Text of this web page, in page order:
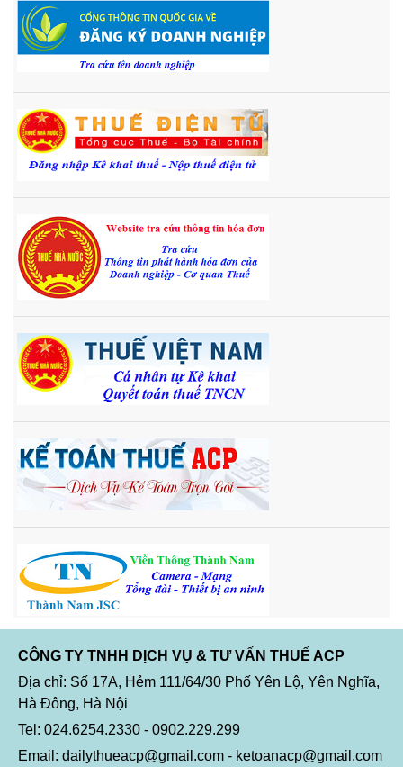
CÔNG TY TNHH DỊCH VỤ & TƯ VẤN THUẾ ACP
Địa chỉ: Số 17A, Hẻm 111/64/30 Phố Yên Lộ, Yên Nghĩa,
Hà Đông, Hà Nội
Tel: 024.6254.2330 - 0902.229.299
Email: dailythueacp@gmail.com - ketoanacp@gmail.com